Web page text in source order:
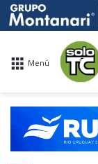
Menú